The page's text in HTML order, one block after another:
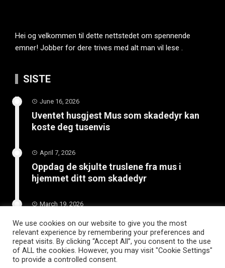
Hei og velkommen til dette nettstedet om spennende
emner! Jobber for dere trives med alt man vil lese .
SISTE
June 16, 2026
Uventet husgjest Mus som skadedyr kan
koste deg tusenvis
April 7, 2026
Oppdag de skjulte truslene fra mus i
hjemmet ditt som skadedyr
March 19, 2026
Slik vedlikeholder du tilhengeren for
langvarig bruk
We use cookies on our website to give you the most
relevant experience by remembering your preferences and
repeat visits. By clicking “Accept All”, you consent to the use
of ALL the cookies. However, you may visit "Cookie Settings"
to provide a controlled consent.